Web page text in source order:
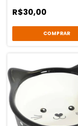
R$30,00